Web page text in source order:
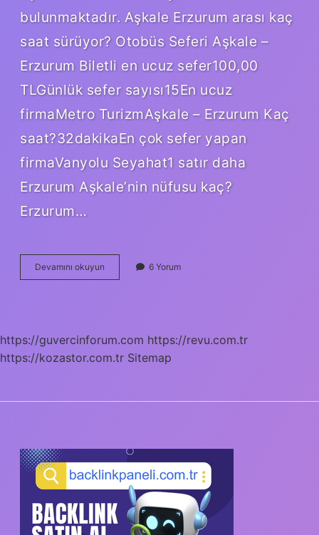
bulunmaktadır. Aşkale Erzurum arası kaç
saat sürüyor? Otobüs Seferi Aşkale –
Erzurum Biletli en ucuz sefer100,00
TLGünlük sefer sayısı15En ucuz
firmaMetro TurizmAşkale – Erzurum Kaç
saat?32dakikaEn çok sefer yapan
firmaVanyolu Seyahat1 satır daha
Erzurum Aşkale’nin nüfusu kaç?
Erzurum…
Devamını okuyun
Hangi
6 Yorum
https://guvercinforum.com https://revu.com.tr
https://kozastor.com.tr Sitemap
SIDEBAR